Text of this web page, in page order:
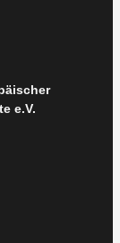
e.V.